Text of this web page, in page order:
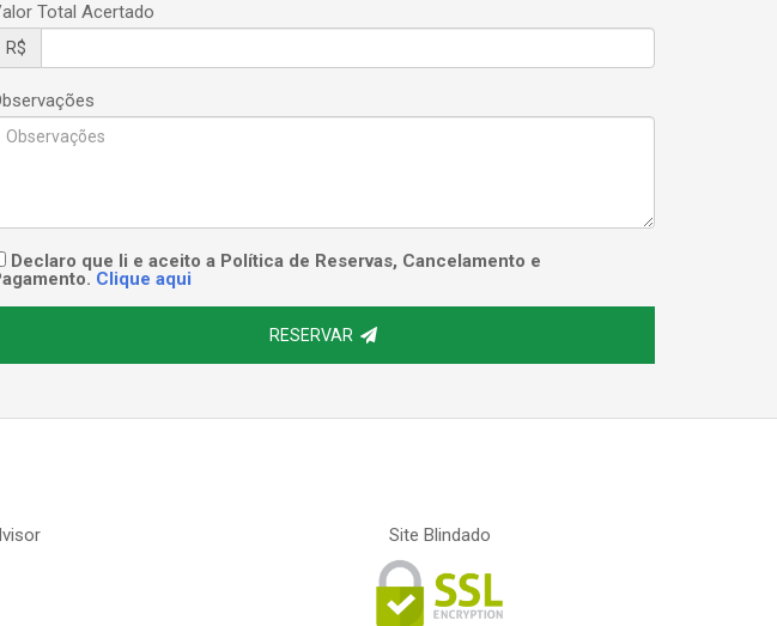
Total Acertado
R$
Declaro que li e aceito a Política de Reservas, Cancelamento e
Clique aqui
RESERVAR
Site Blindado